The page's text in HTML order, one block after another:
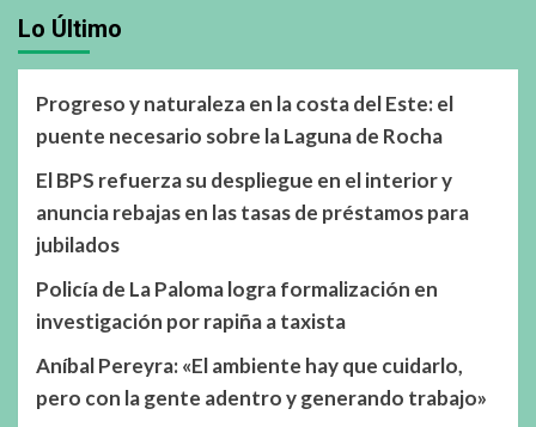
Lo Último
Progreso y naturaleza en la costa del Este: el
puente necesario sobre la Laguna de Rocha
El BPS refuerza su despliegue en el interior y
anuncia rebajas en las tasas de préstamos para
jubilados
Policía de La Paloma logra formalización en
investigación por rapiña a taxista
Aníbal Pereyra: «El ambiente hay que cuidarlo,
pero con la gente adentro y generando trabajo»